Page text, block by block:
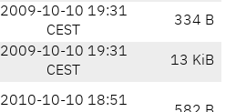
2009-10-10 19:31
CEST
334 B
2009-10-10 19:31
CEST
13 KiB
2010-10-10 18:51